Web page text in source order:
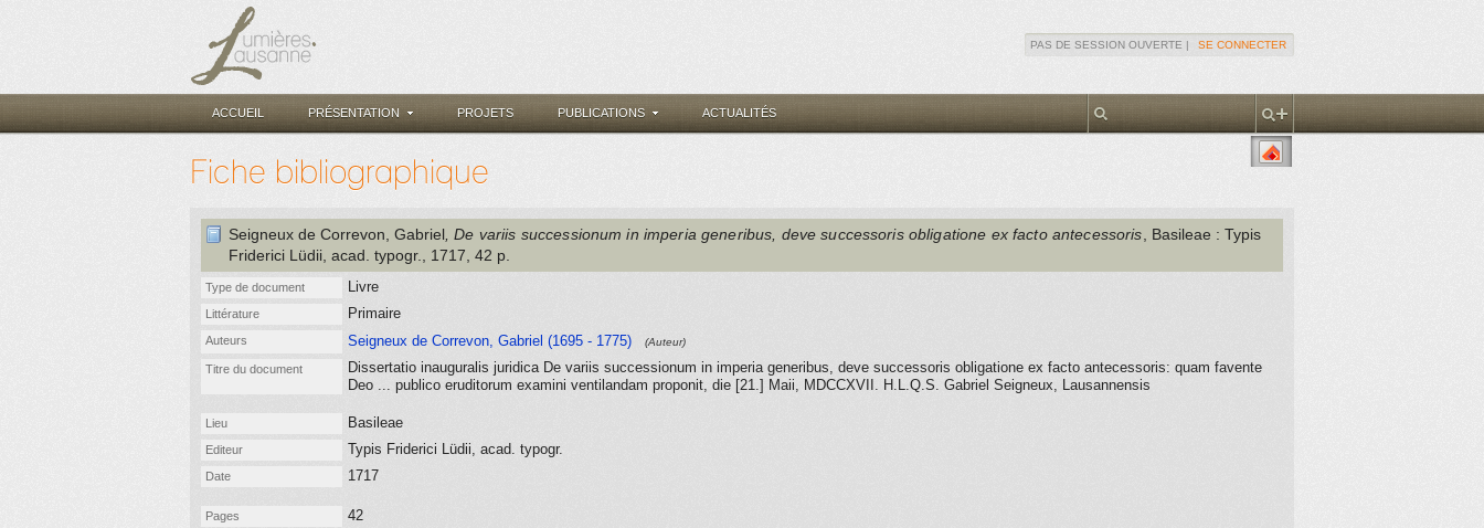
PAS DE SESSION OUVERTE | SE CONNECTER
ACCUEIL PRÉSENTATION PROJETS PUBLICATIONS ACTUALITÉS
Fiche bibliographique
Seigneux de Correvon, Gabriel , De variis successionum in imperia generibus, deve successoris obligatione ex facto antecessoris , Basileae : Typis
Friderici Lüdii, acad. typogr.
, 1717 , 42 p.
Type de document Livre
Littérature Primaire
Auteurs Seigneux de Correvon, Gabriel (1695 - 1775) (Auteur)
Titre du document
Dissertatio inauguralis juridica De variis successionum in imperia generibus, deve successoris obligatione ex facto antecessoris: quam favente
Deo ... publico eruditorum examini ventilandam proponit, die [21.] Maii, MDCCXVII. H.L.Q.S. Gabriel Seigneux, Lausannensis
Lieu Basileae
Editeur Typis Friderici Lüdii, acad. typogr.
Date 1717
Pages 42